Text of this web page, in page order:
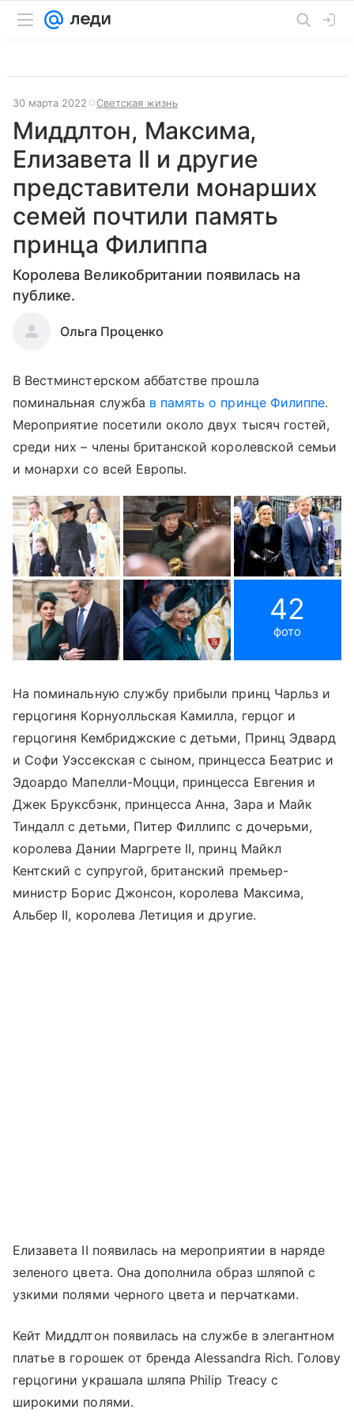
30 марта 2022 Светская жизнь
Миддлтон, Максима,
Елизавета II и другие
представители монарших
семей почтили память
принца Филиппа
Королева Великобритании появилась на
публике.
Ольга Проценко
В Вестминстерском аббатстве прошла
поминальная служба в память о принце Филиппе.
Мероприятие посетили около двух тысяч гостей,
среди них – члены британской королевской семьи
и монархи со всей Европы.
42
фото
На поминальную службу прибыли принц Чарльз и
герцогиня Корнуолльская Камилла, герцог и
герцогиня Кембриджские с детьми, Принц Эдвард
и Софи Уэссекская с сыном, принцесса Беатрис и
Эдоардо Мапелли-Моцци, принцесса Евгения и
Джек Бруксбэнк, принцесса Анна, Зара и Майк
Тиндалл с детьми, Питер Филлипс с дочерьми,
королева Дании Маргрете II, принц Майкл
Кентский с супругой, британский премьер-
министр Борис Джонсон, королева Максима,
Альбер II, королева Летиция и другие.
Елизавета II появилась на мероприятии в наряде
зеленого цвета. Она дополнила образ шляпой с
узкими полями черного цвета и перчатками.
Кейт Миддлтон появилась на службе в элегантном
платье в горошек от бренда Alessandra Rich. Голову
герцогини украшала шляпа Philip Treacy с
широкими полями.